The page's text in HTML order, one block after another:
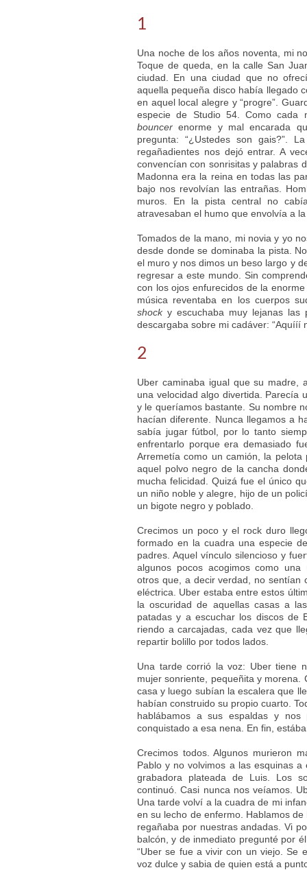
1
Una noche de los años noventa, mi
Toque de queda, en la calle San
ciudad. En una ciudad que no
aquella pequeña disco había llegado
en aquel local alegre y “progre”.
especie de Studio 54. Como cada
bouncer enorme y mal encarada
pregunta: “¿Ustedes son gais?”.
regañadientes nos dejó entrar. A
convencían con sonrisitas y palabras
Madonna era la reina en todas las
bajo nos revolvían las entrañas.
muros. En la pista central no
atravesaban el humo que envolvía a
Tomados de la mano, mi novia y yo
desde donde se dominaba la pista.
el muro y nos dimos un beso largo y
regresar a este mundo. Sin
con los ojos enfurecidos de la
música reventaba en los cuerpos
shocky escuchaba muy lejanas las
descargaba sobre mi cadáver: “Aquííí
2
Uber caminaba igual que su madre,
una velocidad algo divertida. Parecía
y le queríamos bastante. Su nombre
hacían diferente. Nunca llegamos a
sabía jugar fútbol, por lo tanto
enfrentarlo porque era demasiado
Arremetía como un camión, la
aquel polvo negro de la cancha
mucha felicidad. Quizá fue el único
un niño noble y alegre, hijo de un
un bigote negro y poblado.
Crecimos un poco y el rock duro
formado en la cuadra una especie
padres. Aquel vínculo silencioso y
algunos pocos acogimos como una
otros que, a decir verdad, no sentían
eléctrica. Uber estaba entre estos
la oscuridad de aquellas casas a
patadas y a escuchar los discos de
riendo a carcajadas, cada vez que
repartir bolillo por todos lados.
Una tarde corrió la voz: Uber tiene
mujer sonriente, pequeñita y
casa y luego subían la escalera que
habían construido su propio cuarto.
hablábamos a sus espaldas y nos
conquistado a esa nena. En fin,
Crecimos todos. Algunos murieron
Pablo y no volvimos a las esquinas
grabadora plateada de Luis. Los
continuó. Casi nunca nos veíamos.
Una tarde volví a la cuadra de mi
en su lecho de enfermo. Hablamos
regañaba por nuestras andadas. Vi
balcón, y de inmediato pregunté por
“Uber se fue a vivir con un viejo. Se
voz dulce y sabia de quien está a